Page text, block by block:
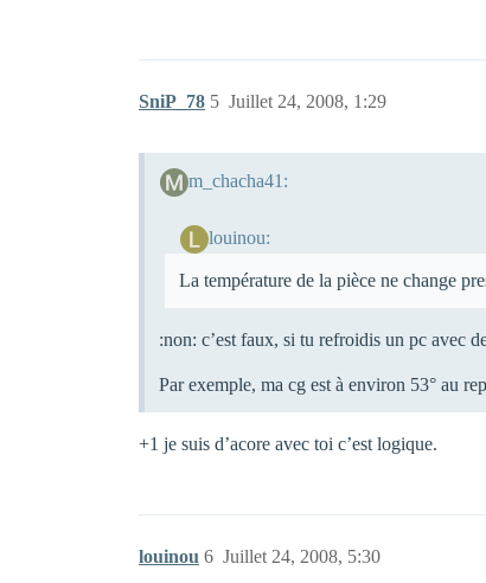
SniP_78 Juillet 24, 2008, 1:29
5
m_chacha41:
louinou:
La température de la pièce ne change
:non: c’est faux, si tu refroidis un pc avec
Par exemple, ma cg est à environ 53° au
+1 je suis d’acore avec toi c’est logique.
louinou Juillet 24, 2008, 5:30
6